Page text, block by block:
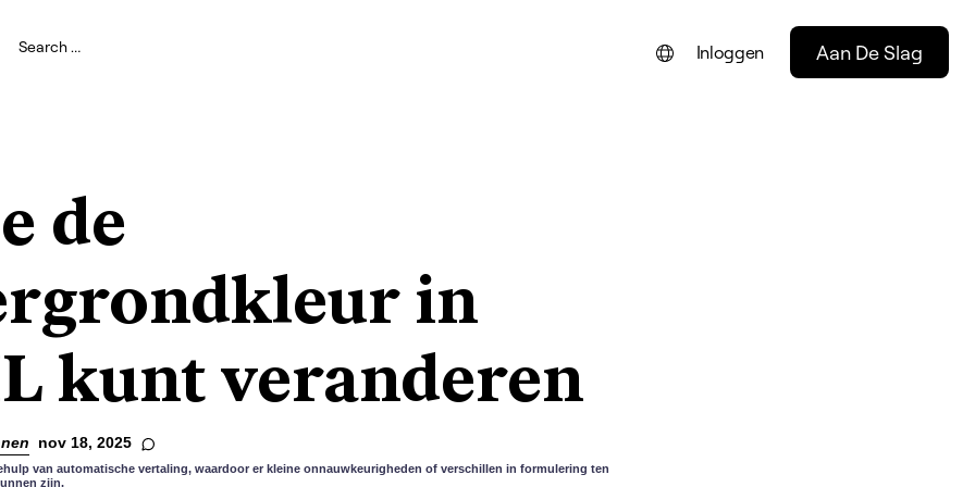
Inloggen Aan De Slag
de
in
kunt veranderen
nov 18, 2025
van automatische vertaling, waardoor er kleine onnauwkeurigheden of verschillen in formulering ten
zijn.